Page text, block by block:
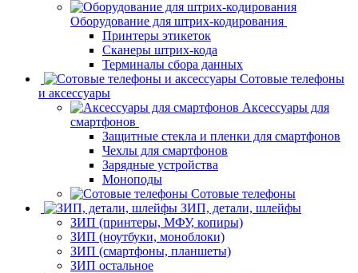
Оборудование для штрих-кодирования
Принтеры этикеток
Сканеры штрих-кода
Терминалы сбора данных
Сотовые телефоны
и аксессуары
Аксессуары для
смартфонов
Защитные стекла и пленки для смартфонов
Чехлы для смартфонов
Зарядные устройства
Моноподы
Сотовые телефоны
ЗИП, детали, шлейфы
ЗИП (принтеры, МФУ, копиры)
ЗИП (ноутбуки, моноблоки)
ЗИП (смартфоны, планшеты)
ЗИП остальное